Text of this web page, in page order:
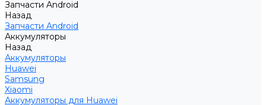
Запчасти Android
Назад
Запчасти Android
Аккумуляторы
Назад
Аккумуляторы
Huawei
Samsung
Xiaomi
Аккумуляторы для Huawei